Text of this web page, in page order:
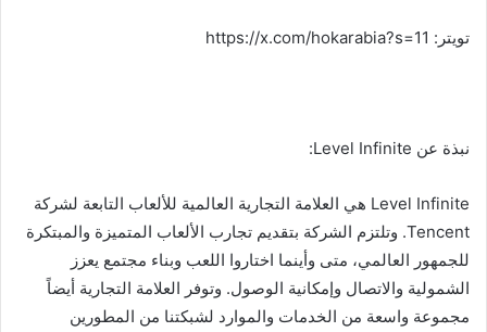
تويتر: https://x.com/hokarabia?s=11
نبذة عن Level Infinite:
Level Infinite هي العلامة التجارية العالمية للألعاب التابعة لشركة
Tencent. وتلتزم الشركة بتقديم تجارب الألعاب المتميزة والمبتكرة
للجمهور العالمي، متى وأينما اختاروا اللعب وبناء مجتمع يعزز
الشمولية والاتصال وإمكانية الوصول. وتوفر العلامة التجارية أيضاً
مجموعة واسعة من الخدمات والموارد لشبكتنا من المطورين